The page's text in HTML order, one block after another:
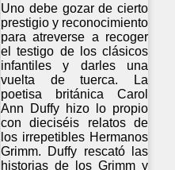
Uno debe gozar de cierto
prestigio y reconocimiento
para atreverse a recoger
el testigo de los clásicos
infantiles y darles una
vuelta de tuerca. La
poetisa británica Carol
Ann Duffy hizo lo propio
con dieciséis relatos de
los irrepetibles Hermanos
Grimm. Duffy rescató las
historias de los Grimm y